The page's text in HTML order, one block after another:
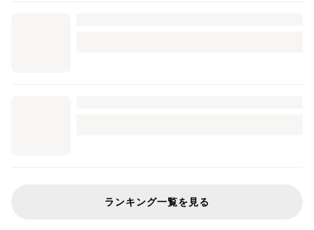
ランキング一覧を見る